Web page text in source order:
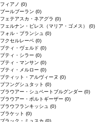
フィアノ (0)
ブールブーラン (0)
フェテアスカ・ネアグラ (0)
フェルナン・ピレス（マリア・ゴメス） (0)
フォル・ブランシュ (0)
フクセルレーベ (0)
プティ・ヴェルド (0)
プティ・シラー (0)
プティ・マンサン (0)
プティ・メルロー (0)
プティット・アルヴィーヌ (0)
プフングシュタット (0)
ブラウアー・シュペートブルグンダー (0)
ブラウアー・ポルトギーザー (0)
ブラウフランキッシュ (0)
ブラケット (0)
ブラック・ミュスカ (0)